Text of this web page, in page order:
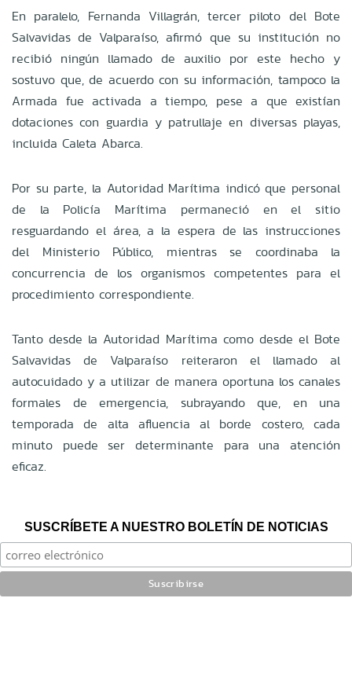
En paralelo, Fernanda Villagrán, tercer piloto del Bote
Salvavidas de Valparaíso, afirmó que su institución no
recibió ningún llamado de auxilio por este hecho y
sostuvo que, de acuerdo con su información, tampoco la
Armada fue activada a tiempo, pese a que existían
dotaciones con guardia y patrullaje en diversas playas,
incluida Caleta Abarca.
Por su parte, la Autoridad Marítima indicó que personal
de la Policía Marítima permaneció en el sitio
resguardando el área, a la espera de las instrucciones
del Ministerio Público, mientras se coordinaba la
concurrencia de los organismos competentes para el
procedimiento correspondiente.
Tanto desde la Autoridad Marítima como desde el Bote
Salvavidas de Valparaíso reiteraron el llamado al
autocuidado y a utilizar de manera oportuna los canales
formales de emergencia, subrayando que, en una
temporada de alta afluencia al borde costero, cada
minuto puede ser determinante para una atención
eficaz.
SUSCRÍBETE A NUESTRO BOLETÍN DE NOTICIAS